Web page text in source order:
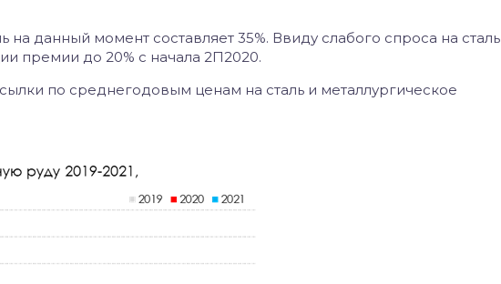
на данный момент составляет 35%. Ввиду слабого спроса на сталь
премии до 20% с начала 2П2020.
по среднегодовым ценам на сталь и металлургическое